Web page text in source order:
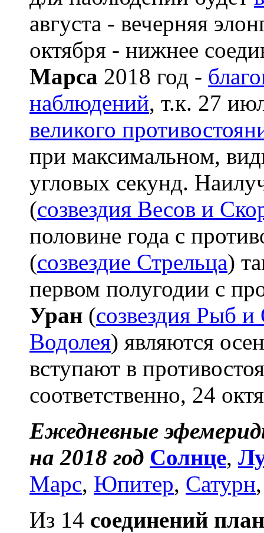
августа - вечерняя
октября - нижнее
Марса 2018 год -
наблюдений, т.к. 27
великого
при максимальном,
угловых секунд.
(созвездия Весов и
половине года с
(созвездие Стрельца)
первом полугодии с
Уран (созвездия Рыб и
Водолея) являются
вступают в
соответственно, 24
Ежедневные
на 2018 год Солнце,
Марс, Юпитер, Сатурн
Из 14 соединений